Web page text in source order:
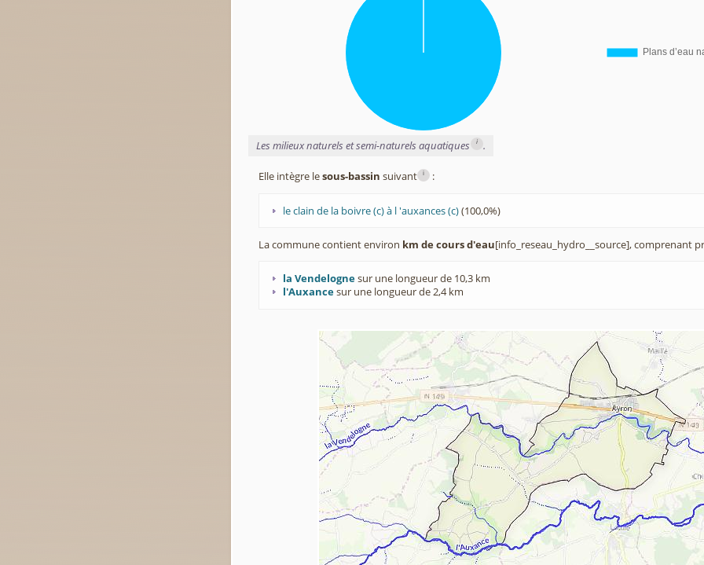
Les milieux naturels et semi-naturels aquatiques i .
Elle intègre lesous-bassin suivant i :
le clain de la boivre (c) à l 'auxances (c)(100,0%)
La commune contient environ km de cours d'eau[info_reseau_hydro__source], comprenant
la Vendelognesur une longueur de 10,3 km
l'Auxancesur une longueur de 2,4 km